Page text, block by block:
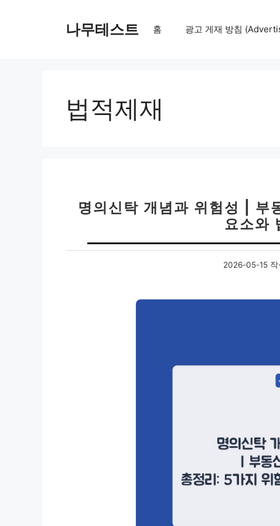
나무테스트 홈 광고 게재 방침
법적제재
명의신탁 개념과 위험성 | 부
요소와
2026-05-15 작